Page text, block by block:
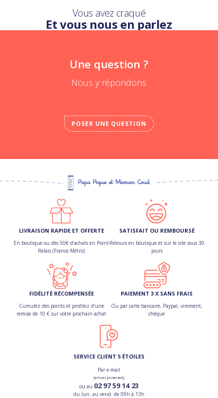
Vous avez craqué
Et vous nous en parlez
Une question ?
Nous y répondons
POSER UNE QUESTION
LIVRAISON RAPIDE ET OFFERTE
En boutique ou dès 50€ d’achats en Point
Relais (France Métro)
SATISFAIT OU REMBOURSÉ
Retours en boutique et sur le site sous 30
jours
FIDÉLITÉ RÉCOMPENSÉE
Cumulez des points et profitez d’une
remise de 10 € sur votre prochain achat
PAIEMENT 3 X SANS FRAIS
Ou par carte bancaire, Paypal, virement,
chèque
SERVICE CLIENT 5 ÉTOILES
Par e-mail
[email protected]
ou au 02 97 59 14 23
du lun. au vend. de 09h à 13h